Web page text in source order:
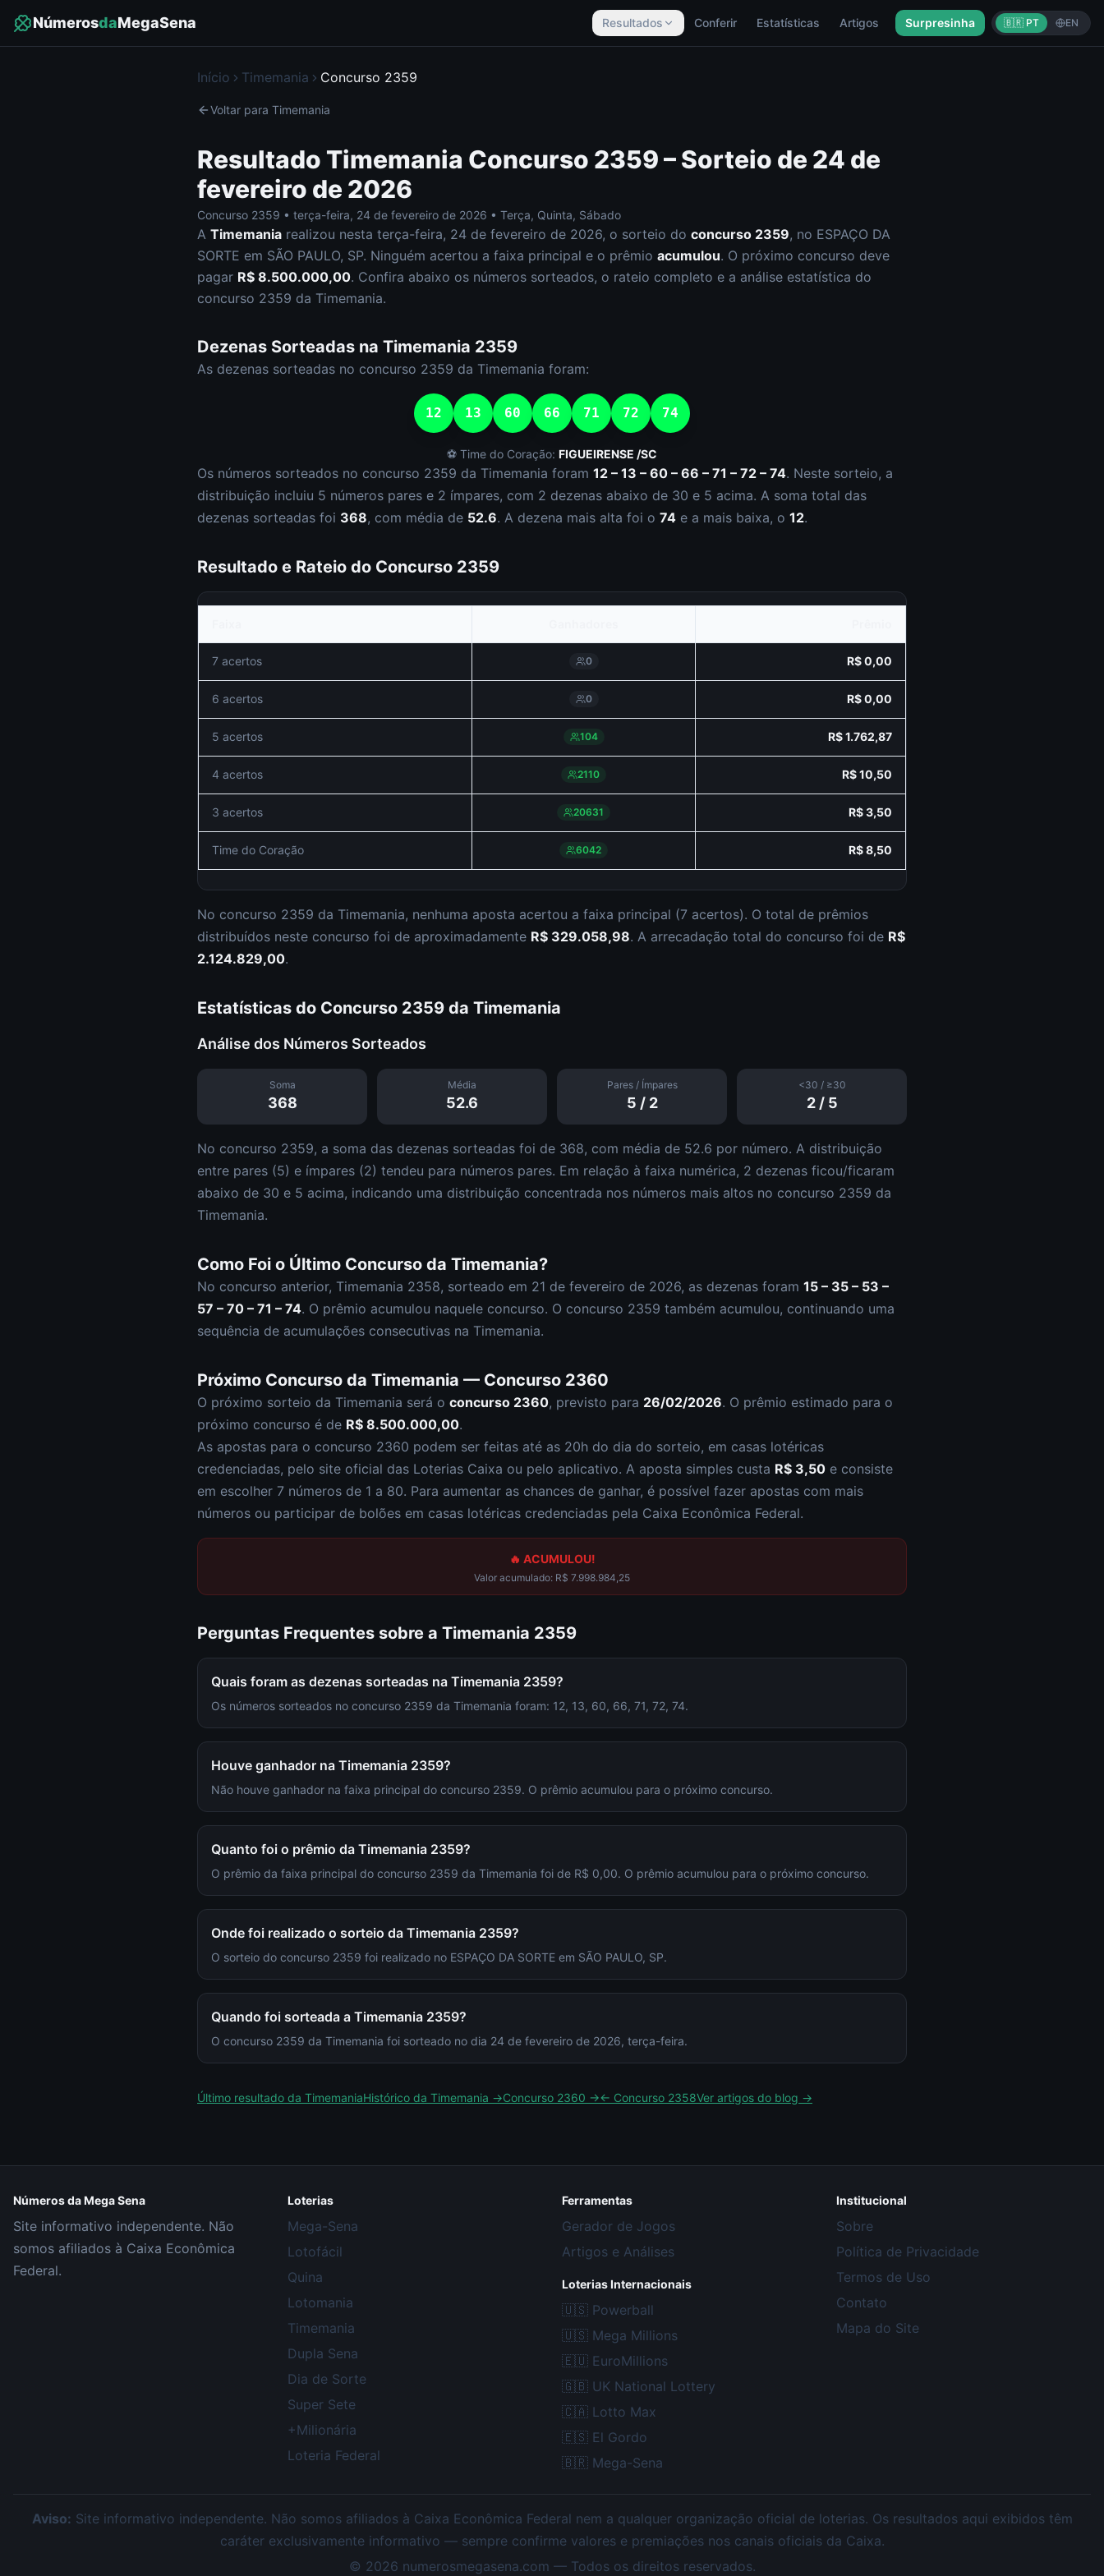
NúmerosdaMegaSena Resultados Conferir Estatísticas Artigos Surpresinha 🇧🇷 PT EN
Início Timemania Concurso 2359
Voltar para Timemania
Resultado Timemania Concurso 2359– Sorteio de 24 de
fevereiro de 2026
Concurso 2359 • terça-feira, 24 de fevereiro de 2026 • Terça, Quinta, Sábado
A Timemania realizou nesta terça-feira, 24 de fevereiro de 2026, o sorteio do concurso 2359, no ESPAÇO DA
SORTE em SÃO PAULO, SP. Ninguém acertou a faixa principal e o prêmio acumulou. O próximo concurso deve
pagar R$ 8.500.000,00. Confira abaixo os números sorteados, o rateio completo e a análise estatística do
concurso 2359 da Timemania.
Dezenas Sorteadas na Timemania 2359
As dezenas sorteadas no concurso 2359 da Timemania foram:
12 13 60 66 71 72 74
⚽ Time do Coração: FIGUEIRENSE /SC
Os números sorteados no concurso 2359 da Timemania foram 12 – 13 – 60 – 66 – 71 – 72 – 74. Neste sorteio, a
distribuição incluiu 5 números pares e 2 ímpares, com 2 dezenas abaixo de 30 e 5 acima. A soma total das
dezenas sorteadas foi 368, com média de 52.6. A dezena mais alta foi o 74 e a mais baixa, o 12.
Resultado e Rateio do Concurso 2359
7 acertos 0 R$ 0,00
6 acertos 0 R$ 0,00
5 acertos 104 R$ 1.762,87
4 acertos 2110 R$ 10,50
3 acertos 20631 R$ 3,50
Time do Coração 6042 R$ 8,50
No concurso 2359 da Timemania, nenhuma aposta acertou a faixa principal (7 acertos). O total de prêmios
distribuídos neste concurso foi de aproximadamente R$ 329.058,98. A arrecadação total do concurso foi de R$
2.124.829,00.
Estatísticas do Concurso 2359 da Timemania
Análise dos Números Sorteados
Soma
368
Média
52.6
Pares / Ímpares
5 / 2
<30 / ≥30
2/ 5
No concurso 2359, a soma das dezenas sorteadas foi de 368, com média de 52.6 por número. A distribuição
entre pares (5) e ímpares (2) tendeu para números pares. Em relação à faixa numérica, 2 dezenas ficou/ficaram
abaixo de 30 e 5 acima, indicando uma distribuição concentrada nos números mais altos no concurso 2359 da
Timemania.
Como Foi o Último Concurso da Timemania?
No concurso anterior, Timemania 2358, sorteado em 21 de fevereiro de 2026, as dezenas foram 15 – 35 – 53 –
57 – 70 – 71 – 74. O prêmio acumulou naquele concurso. O concurso 2359 também acumulou, continuando uma
sequência de acumulações consecutivas na Timemania.
Próximo Concurso da Timemania — Concurso 2360
O próximo sorteio da Timemania será o concurso 2360, previsto para 26/02/2026. O prêmio estimado para o
próximo concurso é de R$ 8.500.000,00.
As apostas para o concurso 2360 podem ser feitas até as 20h do dia do sorteio, em casas lotéricas
credenciadas, pelo site oficial das Loterias Caixa ou pelo aplicativo. A aposta simples custa R$ 3,50 e consiste
em escolher 7 números de 1 a 80. Para aumentar as chances de ganhar, é possível fazer apostas com mais
números ou participar de bolões em casas lotéricas credenciadas pela Caixa Econômica Federal.
🔥 ACUMULOU!
Valor acumulado: R$ 7.998.984,25
Perguntas Frequentes sobre a Timemania 2359
Quais foram as dezenas sorteadas na Timemania 2359?
Os números sorteados no concurso 2359 da Timemania foram: 12, 13, 60, 66, 71, 72, 74.
Houve ganhador na Timemania 2359?
Não houve ganhador na faixa principal do concurso 2359. O prêmio acumulou para o próximo concurso.
Quanto foi o prêmio da Timemania 2359?
O prêmio da faixa principal do concurso 2359 da Timemania foi de R$ 0,00. O prêmio acumulou para o próximo concurso.
Onde foi realizado o sorteio da Timemania 2359?
O sorteio do concurso 2359 foi realizado no ESPAÇO DA SORTE em SÃO PAULO, SP.
Quando foi sorteada a Timemania 2359?
O concurso 2359 da Timemania foi sorteado no dia 24 de fevereiro de 2026, terça-feira.
Último resultado da TimemaniaHistórico da Timemania →Concurso 2360 →← Concurso 2358Ver artigos do blog →
Números da Mega Sena
Site informativo independente. Não
somos afiliados à Caixa Econômica
Federal.
Loterias
Mega-Sena
Lotofácil
Quina
Lotomania
Timemania
Dupla Sena
Dia de Sorte
Super Sete
+Milionária
Loteria Federal
Ferramentas
Gerador de Jogos
Artigos e Análises
Loterias Internacionais
🇺🇸 Powerball
🇺🇸 Mega Millions
🇪🇺 EuroMillions
🇬🇧 UK National Lottery
🇨🇦 Lotto Max
🇪🇸 El Gordo
🇧🇷 Mega-Sena
Institucional
Sobre
Política de Privacidade
Termos de Uso
Contato
Mapa do Site
Aviso: Site informativo independente. Não somos afiliados à Caixa Econômica Federal nem a qualquer organização oficial de loterias. Os resultados aqui exibidos têm
caráter exclusivamente informativo — sempre confirme valores e premiações nos canais oficiais da Caixa.
© 2026 numerosmegasena.com — Todos os direitos reservados.